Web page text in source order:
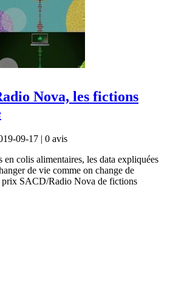
Nova, les fictions
09-17 | 0 avis
en colis alimentaires, les data expliquées
de vie comme on change de
SACD/Radio Nova de fictions